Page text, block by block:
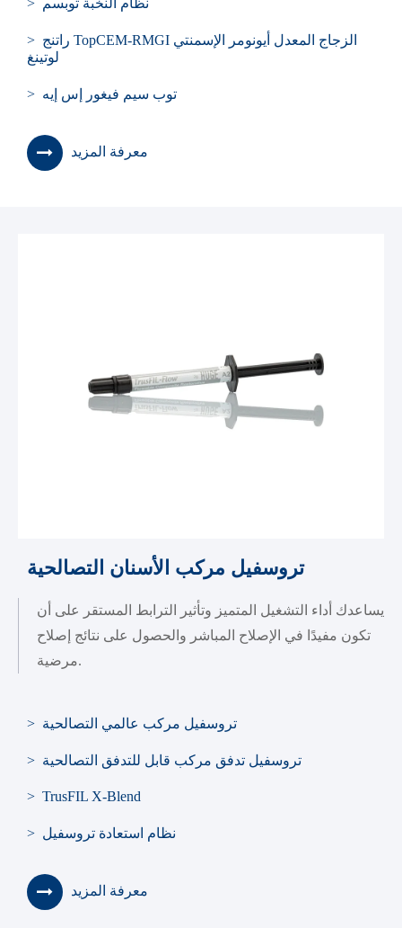
> نظام النخبة توبسم
> راتنج TopCEM-RMGI الزجاج المعدل أيونومر الإسمنتي
لوتينغ
> توب سيم فيغور إس إيه
معرفة المزيد
تروسفيل مركب الأسنان التصالحية
يساعدك أداء التشغيل المتميز وتأثير الترابط المستقر على أن
تكون مفيدًا في الإصلاح المباشر والحصول على نتائج إصلاح
مرضية.
> تروسفيل مركب عالمي التصالحية
> تروسفيل تدفق مركب قابل للتدفق التصالحية
> TrusFIL X-Blend
> نظام استعادة تروسفيل
معرفة المزيد